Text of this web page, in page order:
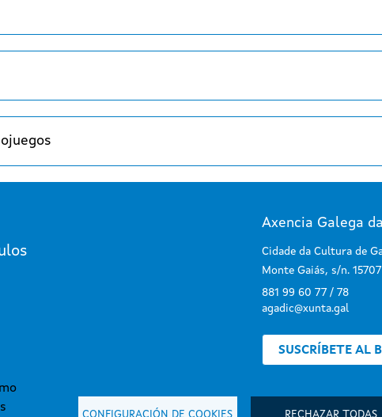
Axencia Galega
Cidade da Cultura de
Monte Gaiás, s/n.
881 99 60 77 / 78
agadic@xunta.gal
SUSCRÍBETE AL